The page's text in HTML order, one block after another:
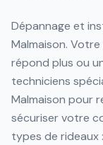
Dépannage et
Malmaison.
répond plus ou
techniciens
Malmaison pour
sécuriser votre
types de rideaux